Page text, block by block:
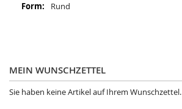
Rund
MEIN WUNSCHZETTEL
Sie haben keine Artikel auf Ihrem Wunschzettel.